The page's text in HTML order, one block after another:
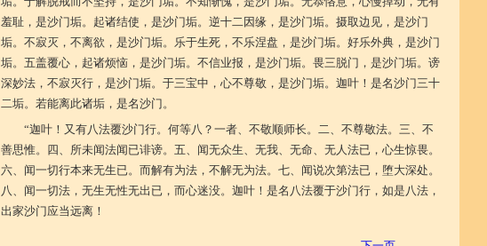
羞耻，是沙门垢。起诸结使，是沙门垢。逆十二因缘，是沙门垢。摄取边见，是沙门
垢。不寂灭，不离欲，是沙门垢。乐于生死，不乐涅盘，是沙门垢。好乐外典，是沙门
垢。五盖覆心，起诸烦恼，是沙门垢。不信业报，是沙门垢。畏三脱门，是沙门垢。谤
深妙法，不寂灭行，是沙门垢。于三宝中，心不尊敬，是沙门垢。迦叶！是名沙门三十
二垢。若能离此诸垢，是名沙门。
“迦叶！又有八法覆沙门行。何等八？一者、不敬顺师长。二、不尊敬法。三、不
善思惟。四、所未闻法闻已诽谤。五、闻无众生、无我、无命、无人法已，心生惊畏。
六、闻一切行本来无生已。而解有为法，不解无为法。七、闻说次第法已，堕大深处。
八、闻一切法，无生无性无出已，而心迷没。迦叶！是名八法覆于沙门行，如是八法，
出家沙门应当远离！